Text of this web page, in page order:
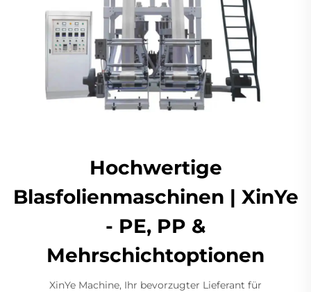
Hochwertige
Blasfolienmaschinen | XinYe
- PE, PP &
Mehrschichtoptionen
XinYe Machine, Ihr bevorzugter Lieferant für